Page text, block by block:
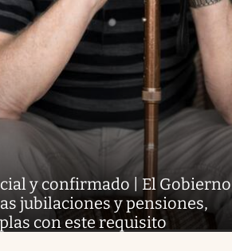
y confirmado | El Gobierno
jubilaciones y pensiones,
con este requisito